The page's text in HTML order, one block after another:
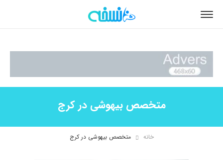
متخصص بیهوشی در کرج
خانه متخصص بیهوشی در کرج